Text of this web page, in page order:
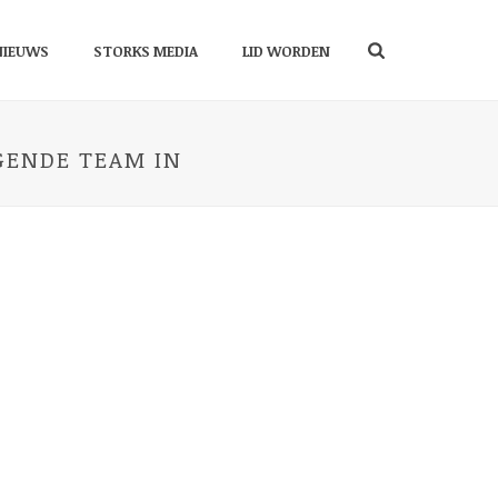
STORKS MEDIA LID WORDEN
TEAM IN